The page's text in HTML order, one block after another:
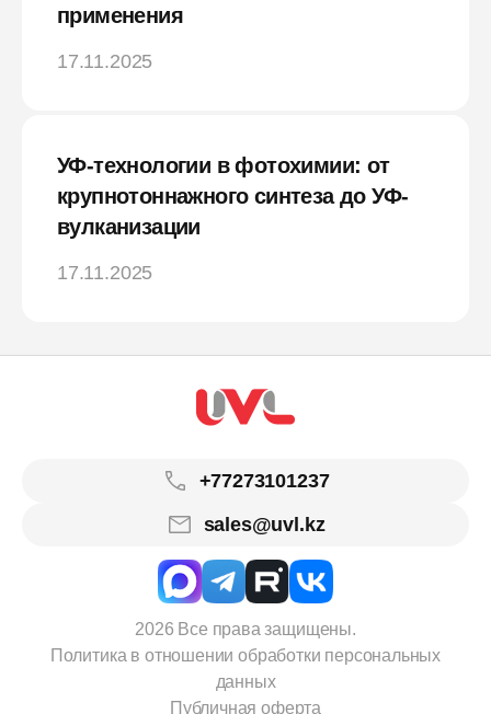
применения
17.11.2025
УФ-технологии в фотохимии: от
крупнотоннажного синтеза до УФ-
вулканизации
17.11.2025
+77273101237
sales@uvl.kz
2026 Все права защищены.
Политика в отношении обработки персональных
данных
Публичная оферта